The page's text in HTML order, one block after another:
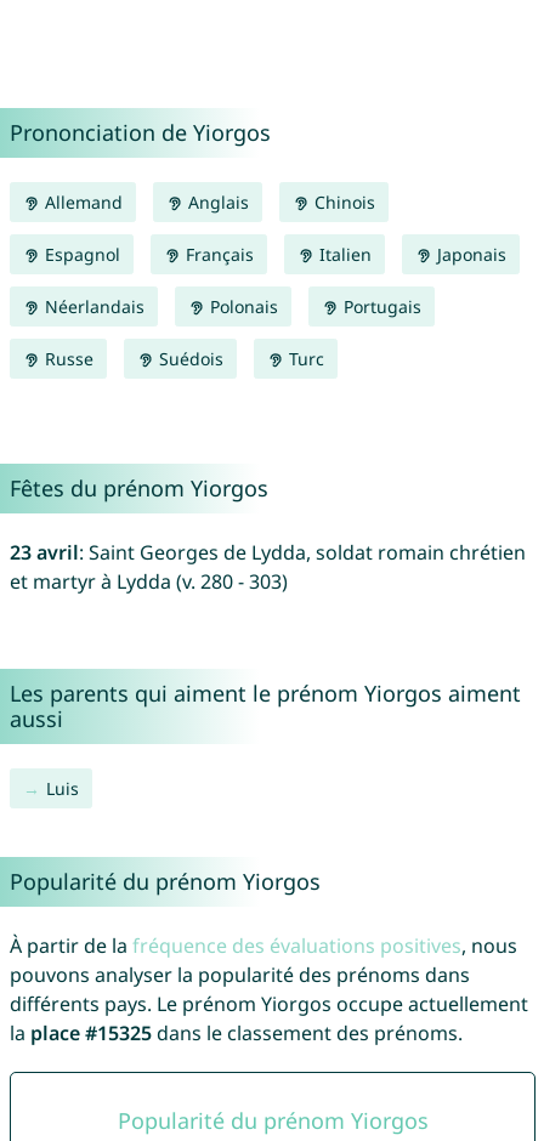
Prononciation de Yiorgos
Allemand Anglais Chinois
Espagnol Français Italien Japonais
Néerlandais Polonais Portugais
Russe Suédois Turc
Fêtes du prénom Yiorgos
23 avril: Saint Georges de Lydda, soldat romain chrétien
et martyr à Lydda (v. 280 - 303)
Les parents qui aiment le prénom Yiorgos aiment
aussi
Luis
Popularité du prénom Yiorgos
À partir de la fréquence des évaluations positives, nous
pouvons analyser la popularité des prénoms dans
différents pays. Le prénom Yiorgos occupe actuellement
la place #15325dans le classement des prénoms.